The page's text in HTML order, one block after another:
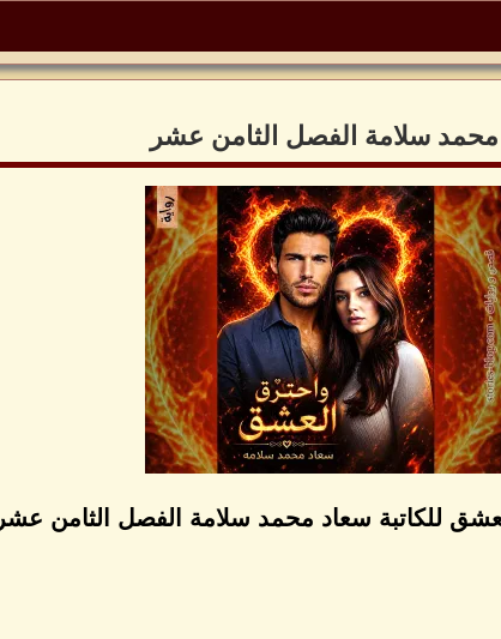
محمد سلامة الفصل الثامن عشر
للكاتبة سعاد محمد سلامة الفصل الثامن عشر